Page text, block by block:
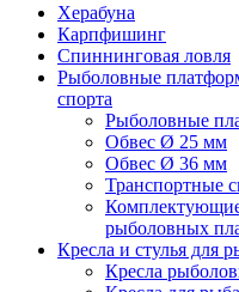
Херабуна
Карпфишинг
Спиннинговая ловля
Рыболовные
спорта
Рыболовные
Обвес Ø 25 мм
Обвес Ø 36 мм
Транспортные
рыболовных
Кресла и стулья для
Кресла